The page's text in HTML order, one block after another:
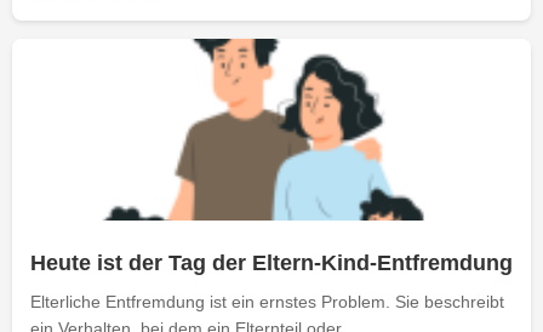
Heute ist der Tag der Eltern-Kind-Entfremdung
Elterliche Entfremdung ist ein ernstes Problem. Sie beschreibt